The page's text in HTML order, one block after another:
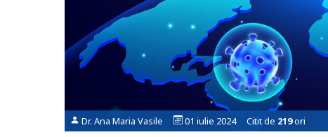
Dr. Ana Maria Vasile 01 iulie 2024 Citit de 219ori